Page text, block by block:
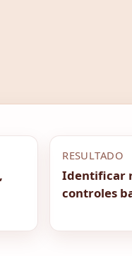
RESULTADO
Identificar
controles